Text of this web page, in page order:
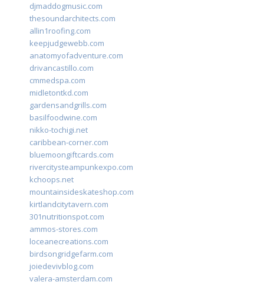
djmaddogmusic.com
thesoundarchitects.com
allin1roofing.com
keepjudgewebb.com
anatomyofadventure.com
drivancastillo.com
cmmedspa.com
midletontkd.com
gardensandgrills.com
basilfoodwine.com
nikko-tochigi.net
caribbean-corner.com
bluemoongiftcards.com
rivercitysteampunkexpo.com
kchoops.net
mountainsideskateshop.com
kirtlandcitytavern.com
301nutritionspot.com
ammos-stores.com
loceanecreations.com
birdsongridgefarm.com
joiedevivblog.com
valera-amsterdam.com